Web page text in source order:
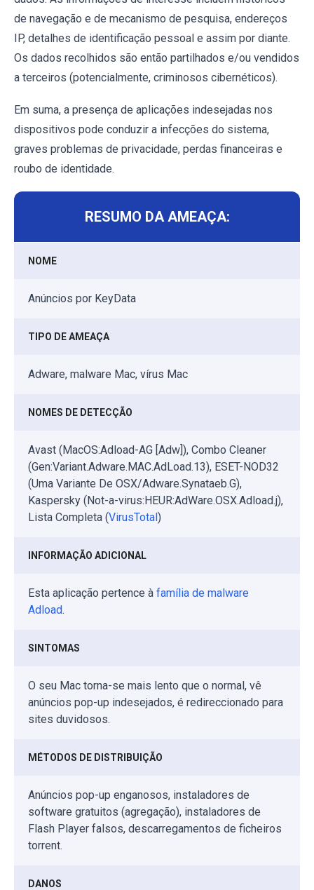
de navegação e de mecanismo de pesquisa, endereços
IP, detalhes de identificação pessoal e assim por diante.
Os dados recolhidos são então partilhados e/ou vendidos
a terceiros (potencialmente, criminosos cibernéticos).
Em suma, a presença de aplicações indesejadas nos
dispositivos pode conduzir a infecções do sistema,
graves problemas de privacidade, perdas financeiras e
roubo de identidade.
RESUMO DA AMEAÇA:
NOME
Anúncios por KeyData
TIPO DE AMEAÇA
Adware, malware Mac, vírus Mac
NOMES DE DETECÇÃO
Avast (MacOS:Adload-AG [Adw]), Combo Cleaner
(Gen:Variant.Adware.MAC.AdLoad.13), ESET-NOD32
(Uma Variante De OSX/Adware.Synataeb.G),
Kaspersky (Not-a-virus:HEUR:AdWare.OSX.Adload.j),
Lista Completa (VirusTotal)
INFORMAÇÃO ADICIONAL
Esta aplicação pertence à família de malware
Adload.
SINTOMAS
O seu Mac torna-se mais lento que o normal, vê
anúncios pop-up indesejados, é redireccionado para
sites duvidosos.
MÉTODOS DE DISTRIBUIÇÃO
Anúncios pop-up enganosos, instaladores de
software gratuitos (agregação), instaladores de
Flash Player falsos, descarregamentos de ficheiros
torrent.
DANOS